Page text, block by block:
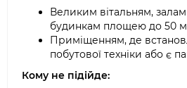
Великим вітальням,
будинкам площею до 50
Приміщенням, де
побутової техніки або є
Кому не підійде: